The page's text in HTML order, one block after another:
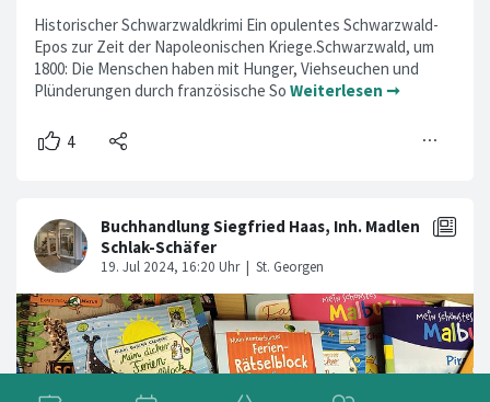
Historischer Schwarzwaldkrimi Ein opulentes Schwarzwald-
Epos zur Zeit der Napoleonischen Kriege.Schwarzwald, um
1800: Die Menschen haben mit Hunger, Viehseuchen und
Plünderungen durch französische So Weiterlesen ➞